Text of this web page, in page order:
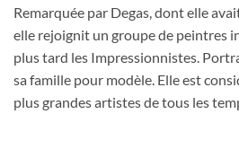
Remarquée par Degas, dont elle
elle rejoignit un groupe de peintres
plus tard les Impressionnistes.
sa famille pour modèle. Elle est
plus grandes artistes de tous les